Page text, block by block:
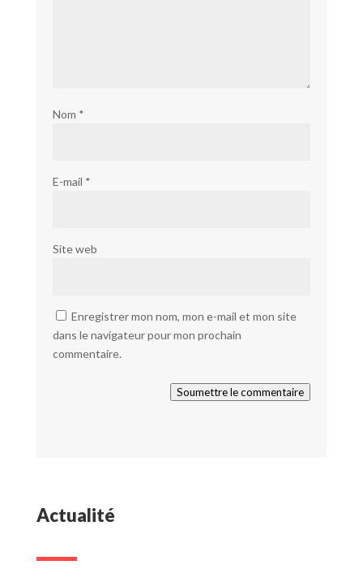
Nom *
E-mail *
Site web
Enregistrer mon nom, mon e-mail et mon site
dans le navigateur pour mon prochain
commentaire.
Soumettre le commentaire
Actualité